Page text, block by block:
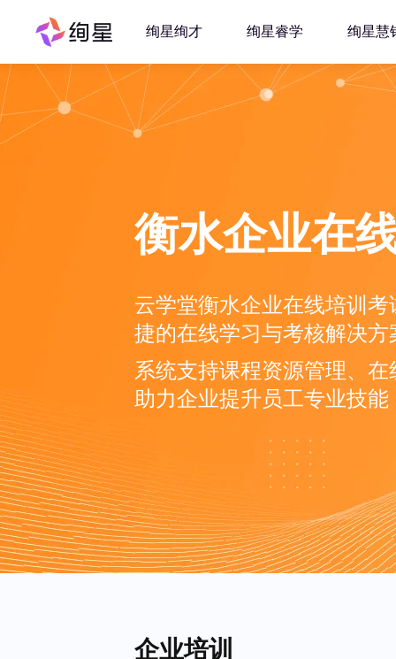
绚星绚才 绚星睿学 绚星慧
衡水企业在
云学堂衡水企业在线培训
捷的在线学习与考核解决方
系统支持课程资源管理、
助力企业提升员工专业技
企业培训